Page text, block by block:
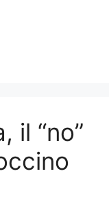
il “no”